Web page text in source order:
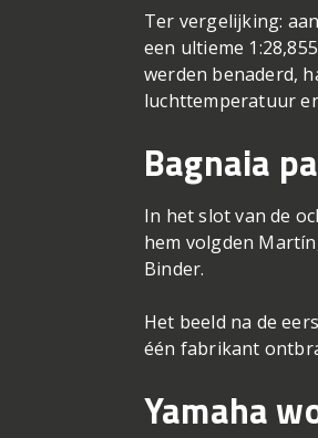
Ter vergelijking:
een ultieme
werden benaderd,
luchttemperatuur
Bagnaia
In het slot van de
hem volgden
Binder.
Het beeld na de
één fabrikant
Yamaha